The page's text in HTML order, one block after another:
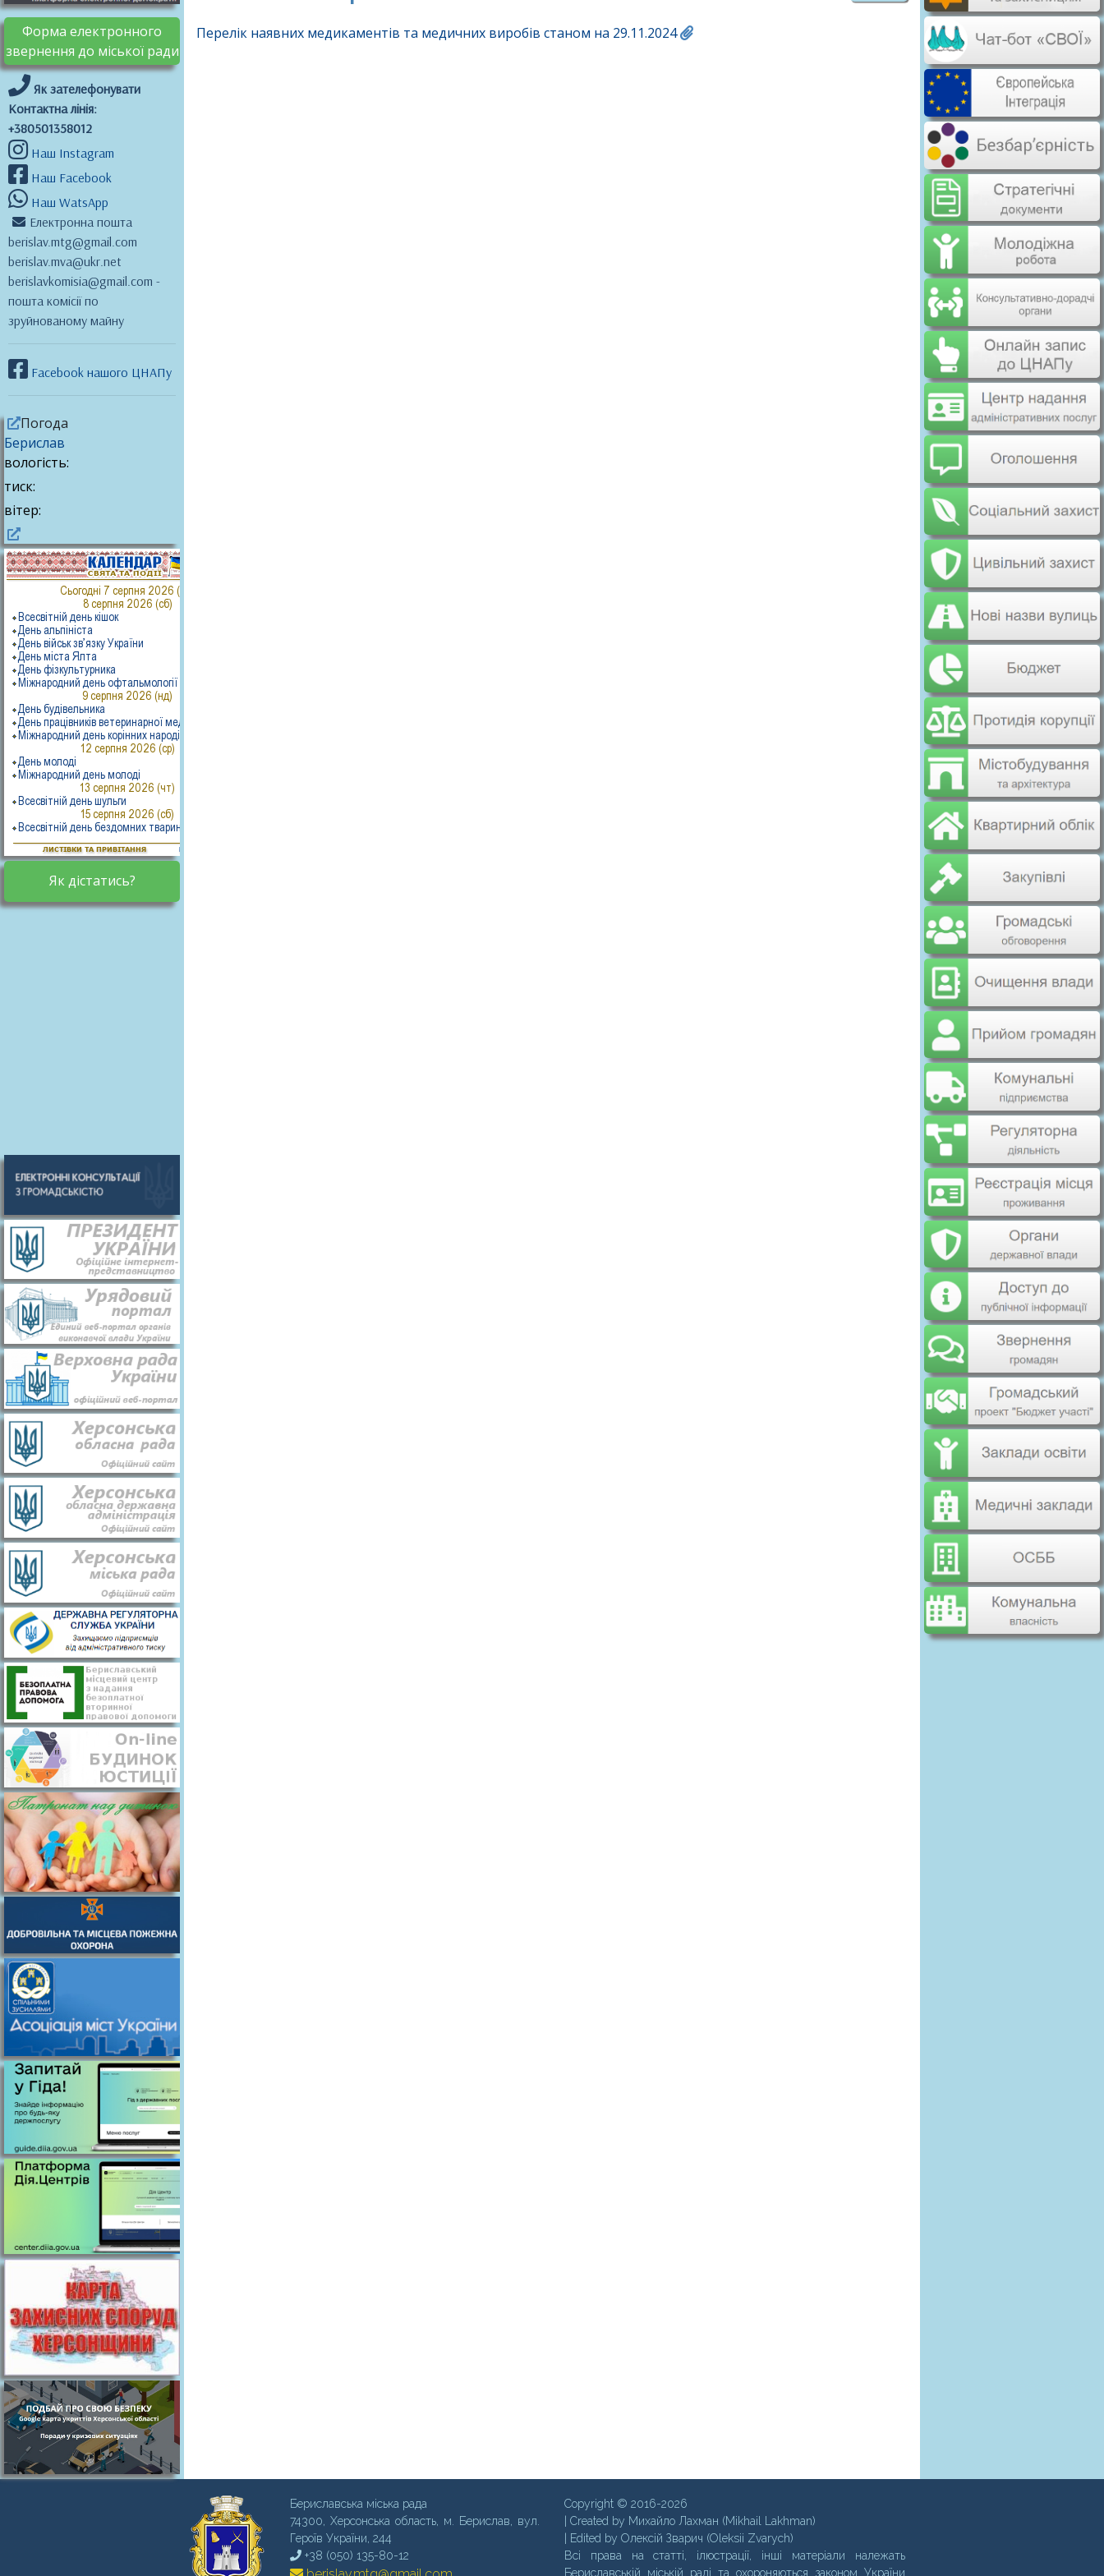
Форма електронного
звернення до міської ради
Як зателефонувати
Контактна лінія:
+380501358012
Наш Instagram
Наш Facebook
Наш WatsApp
Електронна пошта
berislav.mtg@gmail.com
berislav.mva@ukr.net
berislavkomisia@gmail.com -
пошта комісії по
зруйнованому майну
Facebook нашого ЦНАПу
Погода
Берислав
вологість:
тиск:
вітер:
Як дістатись?
Перелік наявних медикаментів та медичних виробів станом на 29.11.2024
Бериславська міська рада
74300, Херсонська область, м. Бериcлав, вул.
Героїв України, 244
+38 (050) 135-80-12
Copyright © 2016-2026
| Created by Михайло Лахман (Mikhail Lakhman)
| Edited by Олексій Зварич (Oleksii Zvarych)
Всі права на статті, ілюстрації, інші матеріали належать
Бериславській міській раді та охороняються законом України